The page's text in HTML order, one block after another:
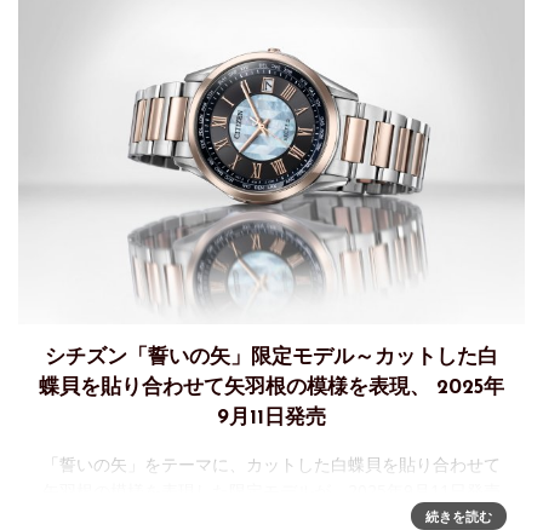
シチズン「誓いの矢」限定モデル～カットした白
蝶貝を貼り合わせて矢羽根の模様を表現、 2025年
9月11日発売
「誓いの矢」をテーマに、カットした白蝶貝を貼り合わせて
シチズンエクシードエコ･ドライブ電波時計「誓いの矢」限定
続きを読む